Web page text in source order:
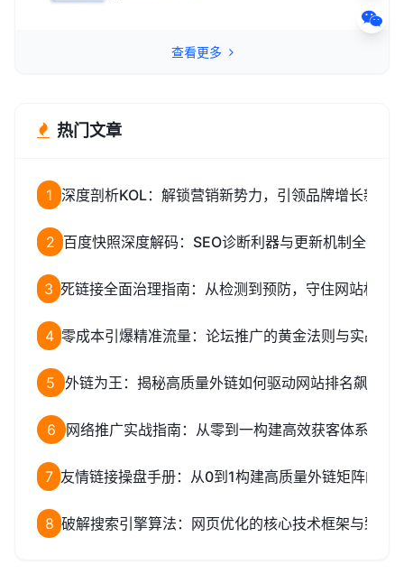
查看更多
热门文章
1 深度剖析KOL：解锁营销新势力，引领品牌增长新路
2 百度快照深度解码：SEO诊断利器与更新机制全揭秘
3 死链接全面治理指南：从检测到预防，守住网站权重
4 零成本引爆精准流量：论坛推广的黄金法则与实战全
5 外链为王：揭秘高质量外链如何驱动网站排名飙升
6 网络推广实战指南：从零到一构建高效获客体系
7 友情链接操盘手册：从0到1构建高质量外链矩阵的完
8 破解搜索引擎算法：网页优化的核心技术框架与致命